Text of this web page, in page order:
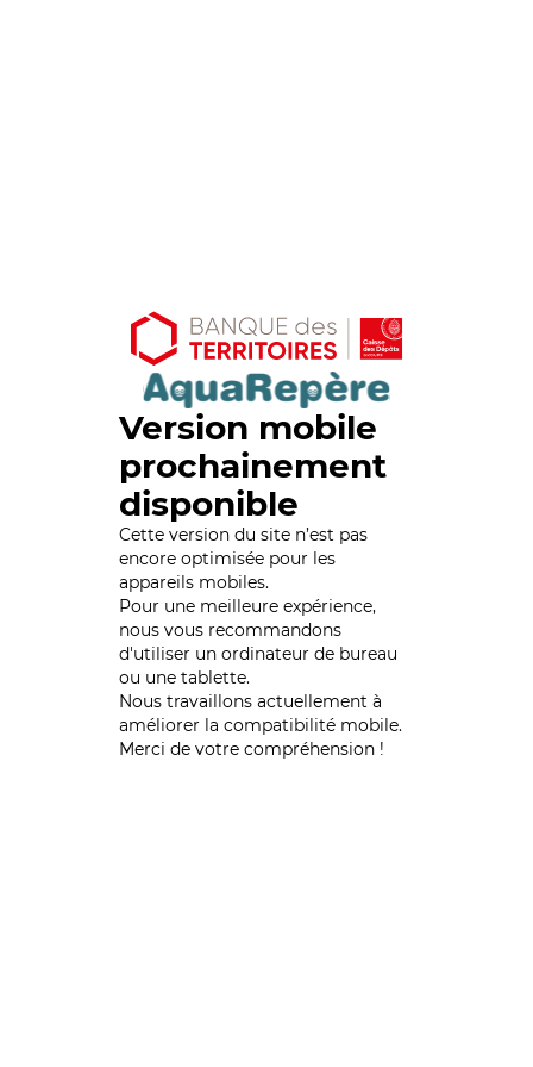
Version mobile
prochainement
disponible
Cette version du site n’est pas
encore optimisée pour les
appareils mobiles.
Pour une meilleure expérience,
nous vous recommandons
d'utiliser un ordinateur de bureau
ou une tablette.
Nous travaillons actuellement à
améliorer la compatibilité mobile.
Merci de votre compréhension !